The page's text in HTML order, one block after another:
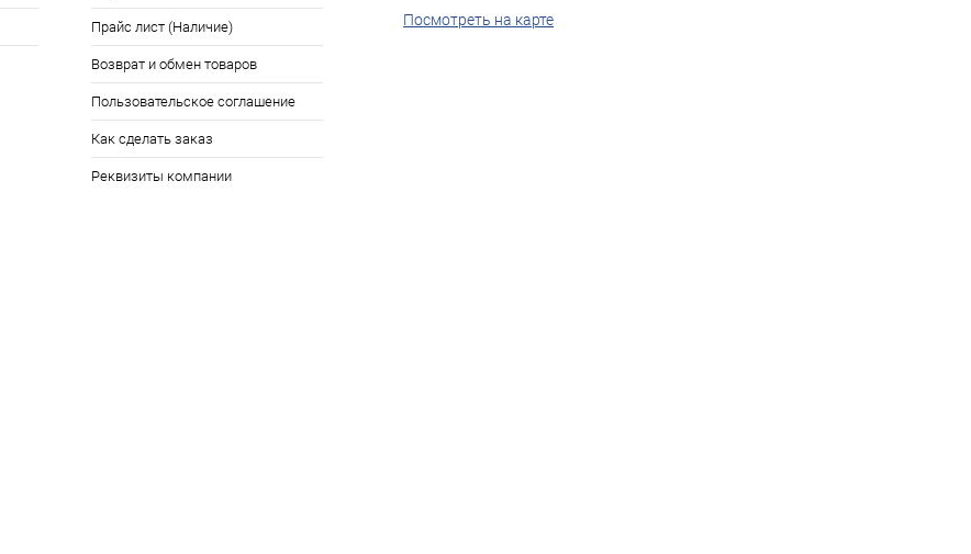
Прайс лист (Наличие)
Возврат и обмен товаров
Пользовательское соглашение
Как сделать заказ
Реквизиты компании
Посмотреть на карте